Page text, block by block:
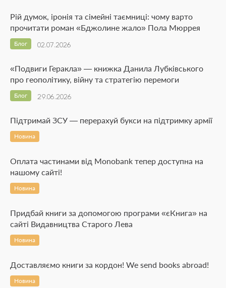
Рій думок, іронія та сімейні таємниці: чому варто
прочитати роман «Бджолине жало» Пола Мюррея
02.07.2026
Блог
«Подвиги Геракла» — книжка Данила Лубківського
про геополітику, війну та стратегію перемоги
29.06.2026
Блог
Підтримай ЗСУ — перерахуй букси на підтримку армії
Новина
Оплата частинами від Monobank тепер доступна на
нашому сайті!
Новина
Придбай книги за допомогою програми «єКнига» на
сайті Видавництва Старого Лева
Новина
Доставляємо книги за кордон! We send books abroad!
Новина